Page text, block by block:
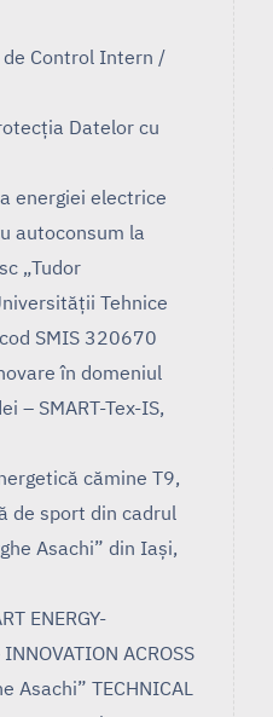
de Control Intern /
Datelor cu
energiei electrice
autoconsum la
„Tudor
Tehnice
SMIS 320670
în domeniul
– SMART-Tex-IS,
cămine T9,
de sport din cadrul
Asachi” din Iași,
ENERGY-
ACROSS
Asachi” TECHNICAL